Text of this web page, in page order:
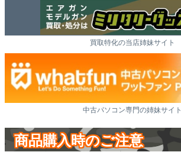
買取特化の当店姉妹サイト
中古パソコン専門の姉妹サイト
商品購入時のご注意